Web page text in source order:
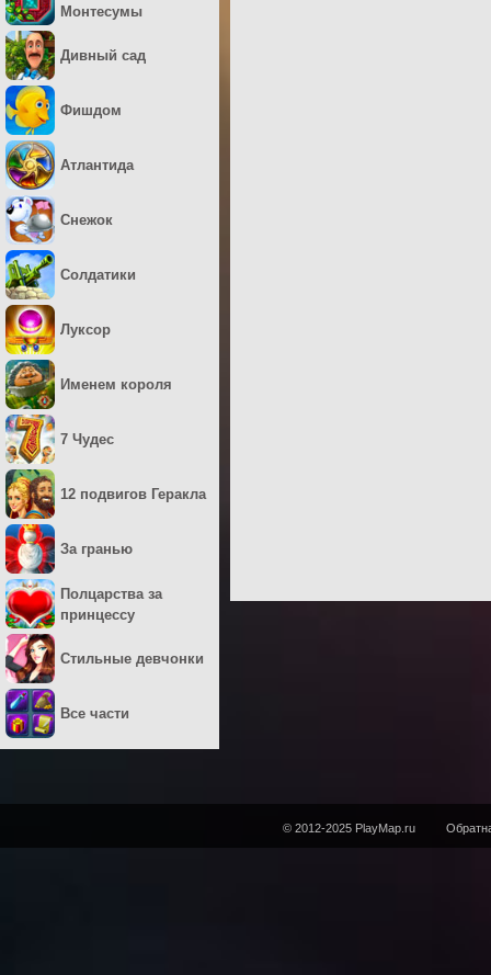
Монтесумы
Дивный сад
Фишдом
Атлантида
Снежок
Солдатики
Луксор
Именем короля
7 Чудес
12 подвигов Геракла
За гранью
Полцарства за
принцессу
Стильные девчонки
Все части
© 2012-2025 PlayMap.ru